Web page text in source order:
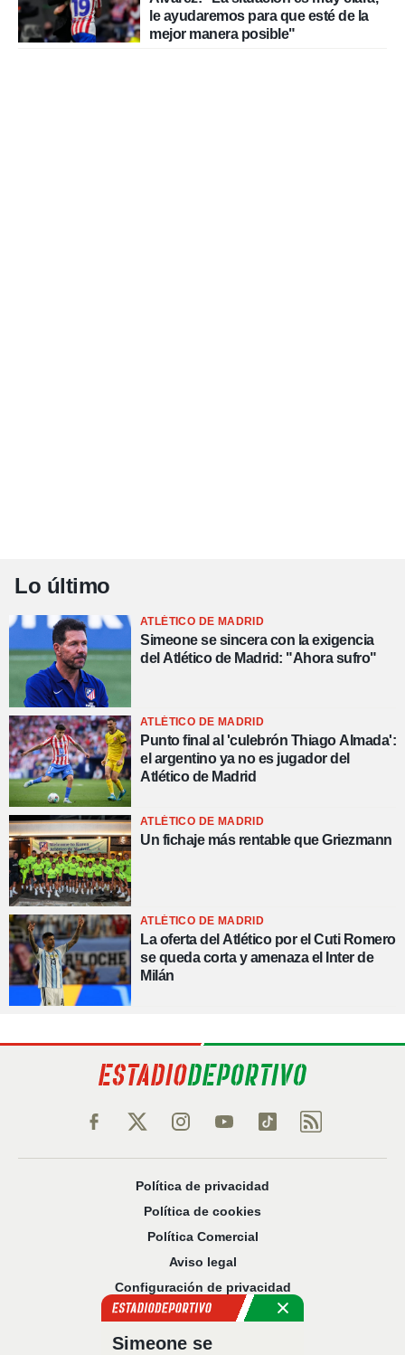
le ayudaremos para que esté de la
mejor manera posible"
Lo último
ATLÉTICO DE MADRID
Simeone se sincera con la exigencia
del Atlético de Madrid: "Ahora sufro"
ATLÉTICO DE MADRID
Punto final al 'culebrón Thiago Almada':
el argentino ya no es jugador del
Atlético de Madrid
ATLÉTICO DE MADRID
Un fichaje más rentable que Griezmann
ATLÉTICO DE MADRID
La oferta del Atlético por el Cuti Romero
se queda corta y amenaza el Inter de
Milán
Política de privacidad
Política de cookies
Política Comercial
Aviso legal
Configuración de privacidad
Sobre nosotros
Código Ético
Simeone se